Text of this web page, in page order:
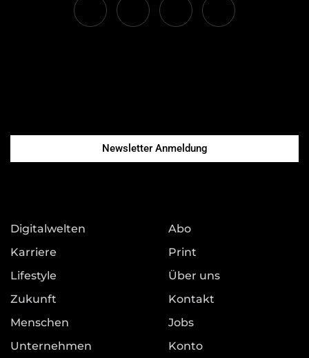
Newsletter Anmeldung
Digitalwelten
Karriere
Lifestyle
Zukunft
Menschen
Unternehmen
Abo
Print
Über uns
Kontakt
Jobs
Konto